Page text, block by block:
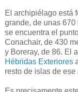
El archipiélago está
grande, de unas
se encuentra el
Conachair, de 430
y Boreray, de 86. El
Hébridas Exteriores
resto de islas de